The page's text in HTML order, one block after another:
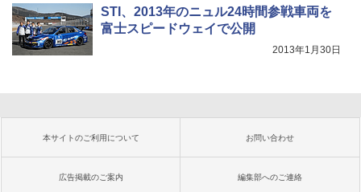
STI、2013年のニュル24時間参戦車両を
富士スピードウェイで公開
2013年1月30日
本サイトのご利用について お問い合わせ
広告掲載のご案内 編集部へのご連絡